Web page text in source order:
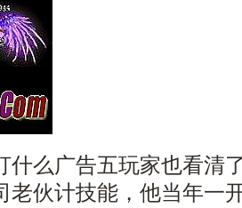
么广告五玩家也看清
老伙计技能，他当年一